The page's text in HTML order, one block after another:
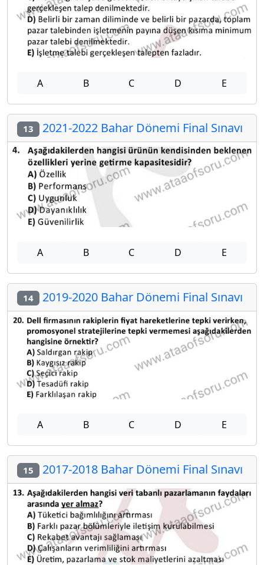
A B C D E
13 2021-2022 Bahar Dönemi Final Sınavı
A B C D E
14 2019-2020 Bahar Dönemi Final Sınavı
A B C D E
15 2017-2018 Bahar Dönemi Final Sınavı